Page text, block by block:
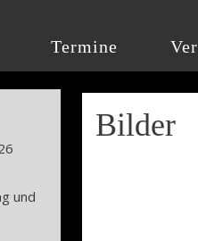
Termine
Bilder
und